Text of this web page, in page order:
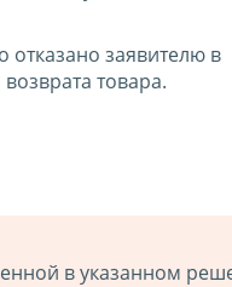
заявителю в
товара.
в указанном